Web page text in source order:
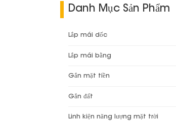
Danh Mục Sản Phẩm
Lắp mái dốc
Lắp mái bằng
Gắn mặt tiền
Gắn đất
Linh kiện năng lượng mặt trời